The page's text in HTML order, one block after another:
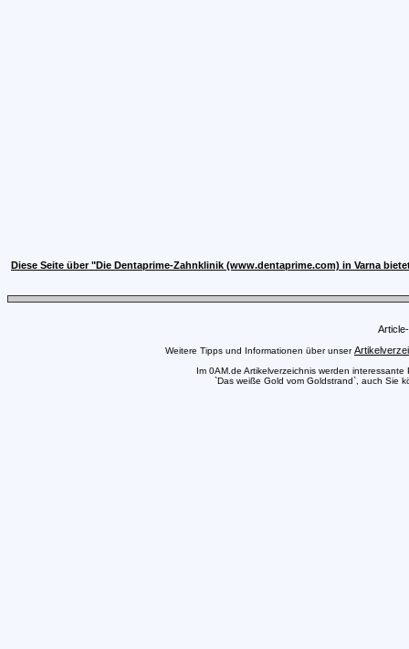
Diese Seite über "Die Dentaprime-Zahnklinik (www.dentaprime.com) in Varna
Weitere Tipps und Informationen über unser
Im 0AM.de Artikelverzeichnis werden
`Das weiße Gold vom Goldstrand`, auch Sie